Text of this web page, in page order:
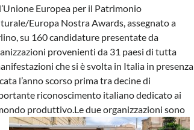
Europea per il Patrimonio
Europa Nostra Awards, assegnato a
su 160 candidature presentate da
provenienti da 31 paesi di tutta
che si è svolta in Italia in presenza
l’anno scorso prima tra decine di
riconoscimento italiano dedicato ai
produttivo. Le due organizzazioni sono